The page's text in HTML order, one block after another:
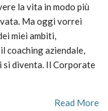
la vita in modo più
Ma oggi vorrei
miei ambiti,
coaching aziendale,
si diventa. Il Corporate
Read More